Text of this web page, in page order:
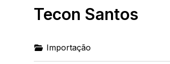
Tecon Santos
Importação